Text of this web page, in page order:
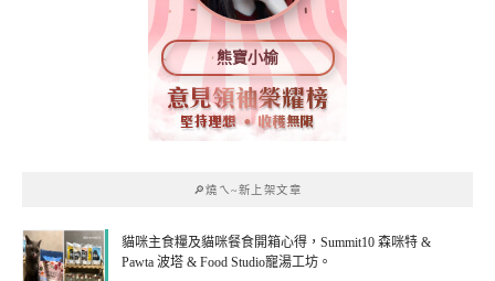
熊寶小榆
🔎燒ㄟ~新上架文章
貓咪主食糧及貓咪餐食開箱心得，Summit10 森咪特 &
Pawta 波塔 & Food Studio寵湯工坊。